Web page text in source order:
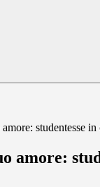
studentesse in
amore: